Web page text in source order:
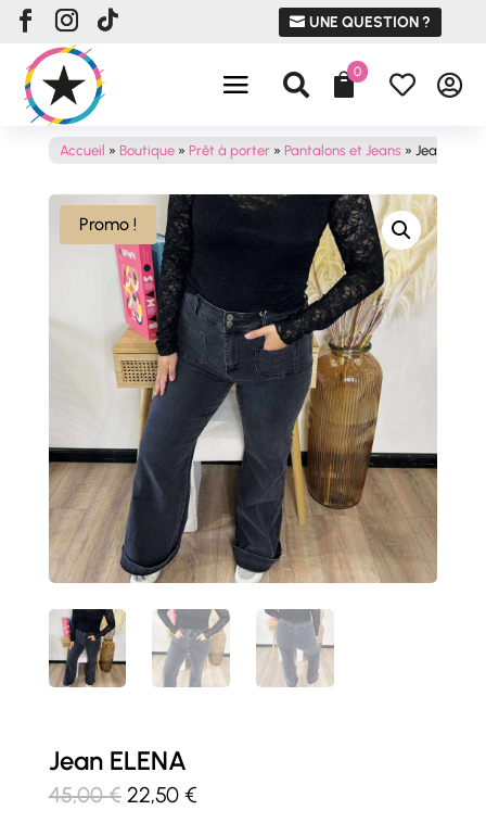
UNE QUESTION ?
 0  
Accueil » Boutique» Prêt à porter» Pantalons et Jeans» Jean
Promo !
Jean ELENA
45,00€ Le
22,50 €Le